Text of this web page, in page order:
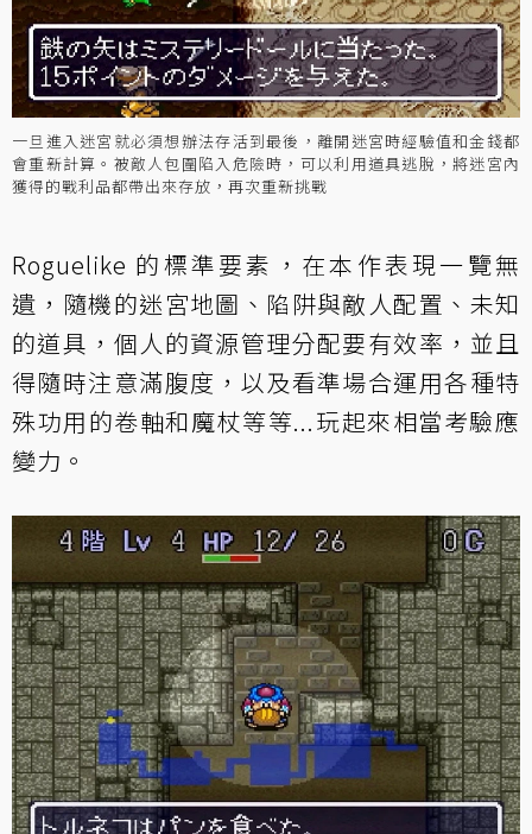
一旦進入迷宮就必須想辦法存活到最後，離開迷宮時經驗值和金錢都
會重新計算。被敵人包圍陷入危險時，可以利用道具逃脫，將迷宮內
獲得的戰利品都帶出來存放，再次重新挑戰
Roguelike 的標準要素，在本作表現一覽無
遺，隨機的迷宮地圖、陷阱與敵人配置、未知
的道具，個人的資源管理分配要有效率，並且
得隨時注意滿腹度，以及看準場合運用各種特
殊功用的卷軸和魔杖等等...玩起來相當考驗應
變力。